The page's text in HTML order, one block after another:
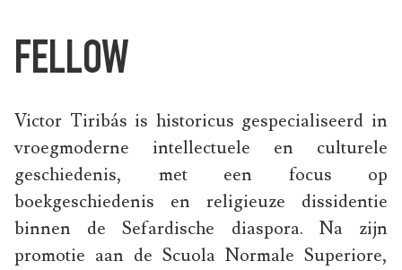
FELLOW
Victor Tiribás is historicus gespecialiseerd in
vroegmoderne intellectuele en culturele
geschiedenis, met een focus op
boekgeschiedenis en religieuze dissidentie
binnen de Sefardische diaspora. Na zijn
promotie aan de Scuola Normale Superiore,